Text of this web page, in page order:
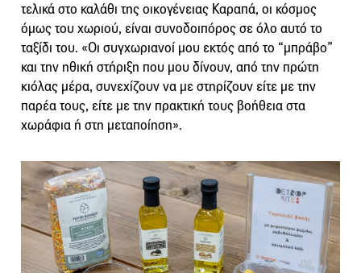
τελικά στο καλάθι της οικογένειας Καραπά, οι κόσμος
όμως του χωριού, είναι συνοδοιπόρος σε όλο αυτό το
ταξίδι του. «Οι συγχωριανοί μου εκτός από το “μπράβο”
και την ηθική στήριξη που μου δίνουν, από την πρώτη
κιόλας μέρα, συνεχίζουν να με στηρίζουν είτε με την
παρέα τους, είτε με την πρακτική τους βοήθεια στα
χωράφια ή στη μεταποίηση».